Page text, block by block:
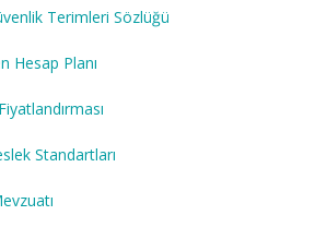
Terimleri Sözlüğü
Hesap Planı
Standartları